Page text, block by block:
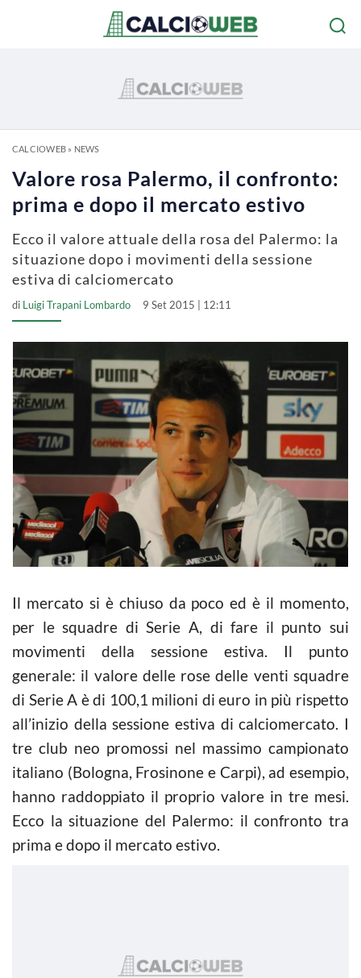
CALCIOWEB» NEWS
Valore rosa Palermo, il confronto:
prima e dopo il mercato estivo
Ecco il valore attuale della rosa del Palermo: la
situazione dopo i movimenti della sessione
estiva di calciomercato
di Luigi Trapani Lombardo 9 Set 2015 | 12:11
Il mercato si è chiuso da poco ed è il momento,
per le squadre di Serie A, di fare il punto sui
movimenti della sessione estiva. Il punto
generale: il valore delle rose delle venti squadre
di Serie A è di 100,1 milioni di euro in più rispetto
all’inizio della sessione estiva di calciomercato. I
tre club neo promossi nel massimo campionato
italiano (Bologna, Frosinone e Carpi), ad esempio,
hanno raddoppiato il proprio valore in tre mesi.
Ecco la situazione del Palermo: il confronto tra
prima e dopo il mercato estivo.